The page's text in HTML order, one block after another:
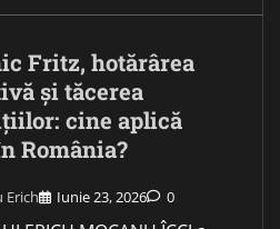
Fritz, hotărârea
și tăcerea
cine aplică
România?
Erich Iunie 23, 2026 0